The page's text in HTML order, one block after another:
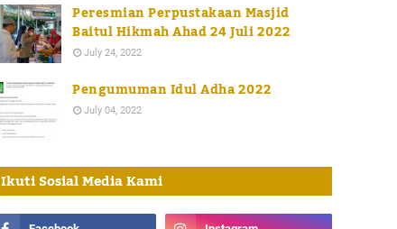
Peresmian Perpustakaan Masjid
Baitul Hikmah Ahad 24 Juli 2022
July 24, 2022
Pengumuman Idul Adha 2022
July 04, 2022
Ikuti Sosial Media Kami